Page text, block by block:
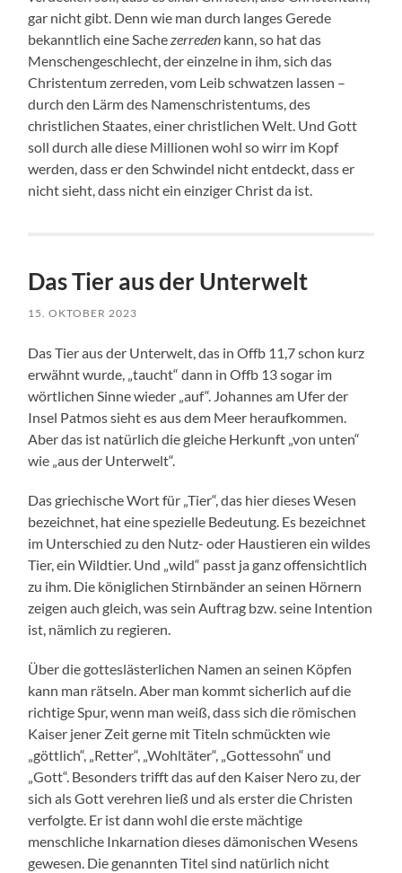
gar nicht gibt. Denn wie man durch langes Gerede
bekanntlich eine Sachezerreden kann, so hat das
Menschengeschlecht, der einzelne in ihm, sich das
Christentum zerreden, vom Leib schwatzen lassen –
durch den Lärm des Namenschristentums, des
christlichen Staates, einer christlichen Welt. Und Gott
soll durch alle diese Millionen wohl so wirr im Kopf
werden, dass er den Schwindel nicht entdeckt, dass er
nicht sieht, dass nicht ein einziger Christ da ist.
Das Tier aus der Unterwelt
15. OKTOBER 2023
Das Tier aus der Unterwelt, das in Offb 11,7 schon kurz
erwähnt wurde, „taucht“ dann in Offb 13 sogar im
wörtlichen Sinne wieder „auf“. Johannes am Ufer der
Insel Patmos sieht es aus dem Meer heraufkommen.
Aber das ist natürlich die gleiche Herkunft „von unten“
wie „aus der Unterwelt“.
Das griechische Wort für „Tier“, das hier dieses Wesen
bezeichnet, hat eine spezielle Bedeutung. Es bezeichnet
im Unterschied zu den Nutz- oder Haustieren ein wildes
Tier, ein Wildtier. Und „wild“ passt ja ganz offensichtlich
zu ihm. Die königlichen Stirnbänder an seinen Hörnern
zeigen auch gleich, was sein Auftrag bzw. seine Intention
ist, nämlich zu regieren.
Über die gotteslästerlichen Namen an seinen Köpfen
kann man rätseln. Aber man kommt sicherlich auf die
richtige Spur, wenn man weiß, dass sich die römischen
Kaiser jener Zeit gerne mit Titeln schmückten wie
„göttlich“, „Retter“, „Wohltäter“, „Gottessohn“ und
„Gott“. Besonders trifft das auf den Kaiser Nero zu, der
sich als Gott verehren ließ und als erster die Christen
verfolgte. Er ist dann wohl die erste mächtige
menschliche Inkarnation dieses dämonischen Wesens
gewesen. Die genannten Titel sind natürlich nicht